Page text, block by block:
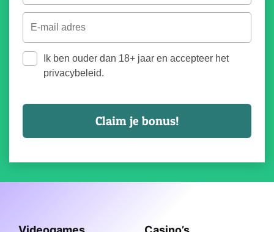
Ik ben ouder dan 18+ jaar en accepteer het
privacybeleid.